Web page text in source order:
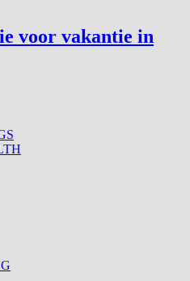
voor vakantie in